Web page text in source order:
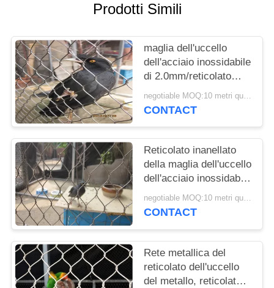
PRIVACY
POLICY
Prodotti Simili
maglia dell'uccello
dell'acciaio inossidabile
di 2.0mm/reticolato
maglia dell'uccelliera
con il diametro di cavo
negotiable MOQ:10 metri quadrati
CONTACT
Reticolato inanellato
della maglia dell'uccello
dell'acciaio inossidabile
del cavo dell'uccelliera
per la protezione
negotiable MOQ:10 metri quadrati
CONTACT
Rete metallica del
reticolato dell'uccello
del metallo, reticolato